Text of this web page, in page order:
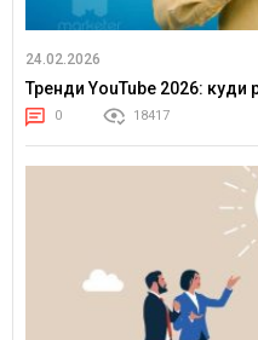
24.02.2026
Тренди YouTube 2026: куди
0 18417